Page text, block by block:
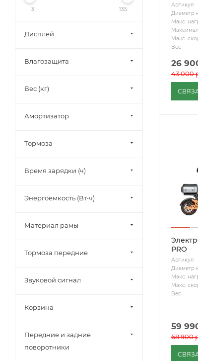
Артикул
Диаметр
Макс.
Макс.
Вес
26
43 000
PRO
Артикул
Диаметр
Макс.
Макс.
Вес
59
68 900
3 135
Дисплей
Влагозащита
Вес (кг)
Амортизатор
Тормоза
Время зарядки (ч)
Энергоемкость (Вт⋅ч)
Материал рамы
Тормоза передние
Звуковой сигнал
Корзина
Передние и задние
поворотники